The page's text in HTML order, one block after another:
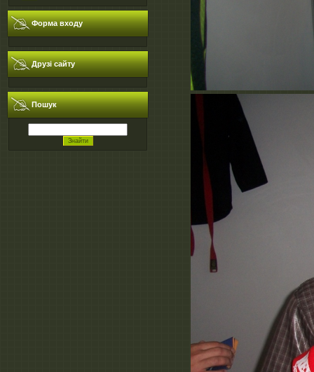
Форма входу
Друзі сайту
Пошук